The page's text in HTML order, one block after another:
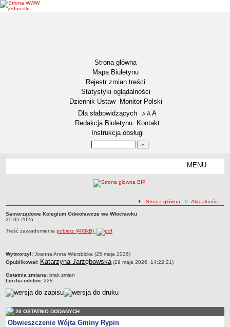
Strona główna
Mapa Biuletynu
Rejestr zmian treści
Statystyki oglądalności
Dziennik Ustaw
Monitor Polski
Menu dodatkowe
Dla słabowidzących A pomniejsz czcionkę
A standardowy rozmiar czcionki
A
Redakcja Biuletynu
Kontakt
Instrukcja obsługi
MENU
Lokalizacja
Insygnia gminy
Zadania publiczne
Związki i stowarzyszenia
Realizacja zadań publicznych
Rejestr zbiorów danych osobowych
Rejestr instytucji kultury
RODO Klauzule informacyjne
ścieżka nawigacji
Strona główna > Aktualności
Samorządowe Kolegium Odwoławcze we Włocławku25.05.2026
Samorządowe Kolegium Odwoławcze we Włocławku
25.05.2026
Treść zawiadomieniapobierz (403kB)
metryczka
Wytworzył: Joanna Anna Wierzbicka (25 maja 2026)
Opublikował: Katarzyna Jarzębowska (29 maja 2026, 14:22:21)
Ostatnia zmiana: brak zmian
Liczba odsłon: 228
20 OSTATNIO DODANYCH
Obwieszczenie Wójta Gminy Rypin